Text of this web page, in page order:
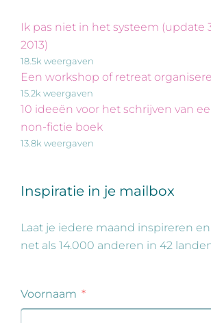
Ik pas niet in het systeem (update
2013)
18.5k weergaven
Een workshop of retreat
15.2k weergaven
10 ideeën voor het schrijven van
non-fictie boek
13.8k weergaven
Inspiratie in je mailbox
Laat je iedere maand inspireren en
net als 14.000 anderen in 42